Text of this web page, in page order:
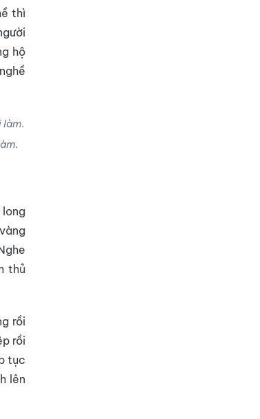
thì
hộ
thủ
rồi
rồi
tục
lên